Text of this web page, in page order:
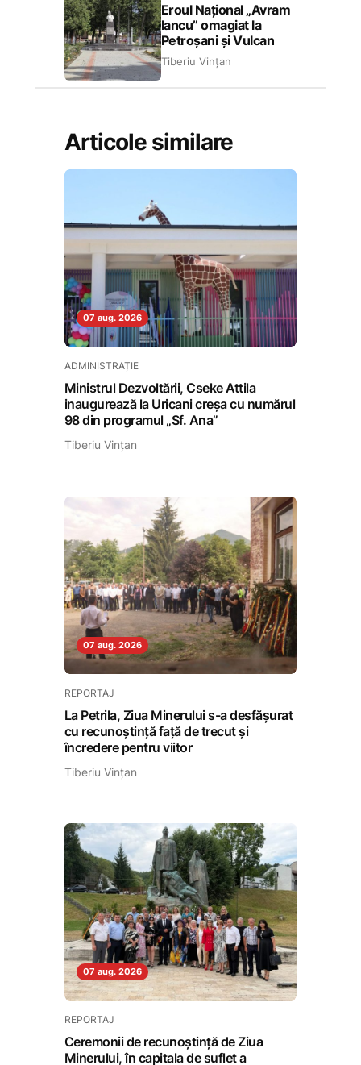
Eroul Național „Avram
Iancu” omagiat la
Petroșani și Vulcan
Tiberiu Vințan
Articole similare
07 aug. 2026
ADMINISTRAȚIE
Ministrul Dezvoltării, Cseke Attila
inaugurează la Uricani creșa cu numărul
98 din programul „Sf. Ana”
Tiberiu Vințan
07 aug. 2026
REPORTAJ
La Petrila, Ziua Minerului s-a desfășurat
cu recunoștință față de trecut și
încredere pentru viitor
Tiberiu Vințan
07 aug. 2026
REPORTAJ
Ceremonii de recunoștință de Ziua
Minerului, în capitala de suflet a